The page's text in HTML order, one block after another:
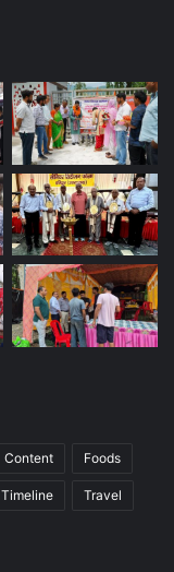
Content Foods
Timeline Travel